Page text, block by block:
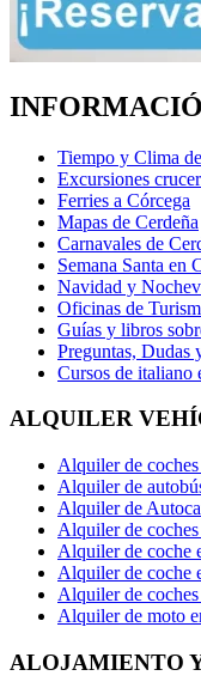
Tiempo y Clima
Excursiones
Ferries a Córcega
Mapas de Cerdeña
Carnavales de
Semana Santa en
Navidad y
Oficinas de
Guías y libros
Preguntas, Dudas
Cursos de italiano
ALQUILER
Alquiler de
Alquiler de
Alquiler de
Alquiler de
Alquiler de coche
Alquiler de coche
Alquiler de
Alquiler de moto
ALOJAMIENTO